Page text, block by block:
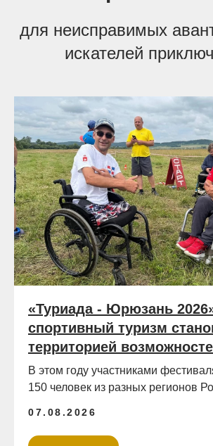
для неисправимых
искателей
«Туриада - Юрюзань
спортивный туризм
территорией
В этом году участниками
150 человек из разных регионов
07.08.2026